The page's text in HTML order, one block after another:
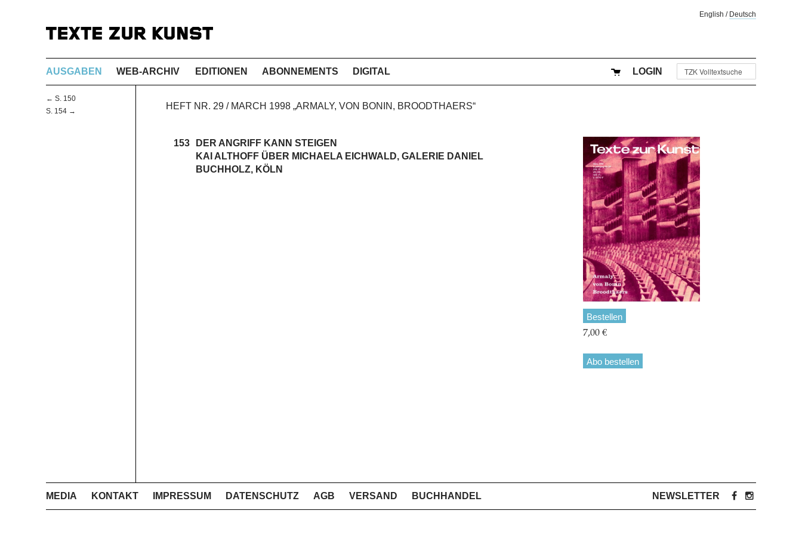
English / Deutsch
AUSGABEN WEB-ARCHIV EDITIONEN ABONNEMENTS DIGITAL LOGIN
← S. 150
S. 154 →
HEFT NR. 29 / MARCH 1998 „ARMALY, VON BONIN, BROODTHAERS“
153
DER ANGRIFF KANN STEIGEN
KAI ALTHOFF ÜBER MICHAELA EICHWALD, GALERIE DANIEL
BUCHHOLZ, KÖLN
Bestellen
7,00 €
Abo bestellen
MEDIA KONTAKT IMPRESSUM DATENSCHUTZ AGB VERSAND BUCHHANDEL NEWSLETTER